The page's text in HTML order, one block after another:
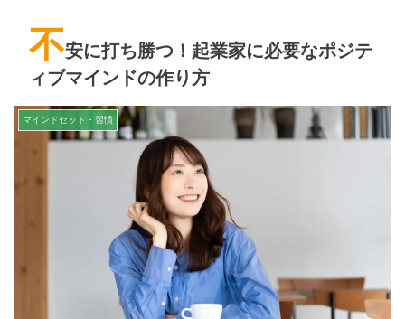
不安に打ち勝つ！起業家に必要なポジテ
ィブマインドの作り方
マインドセット・習慣